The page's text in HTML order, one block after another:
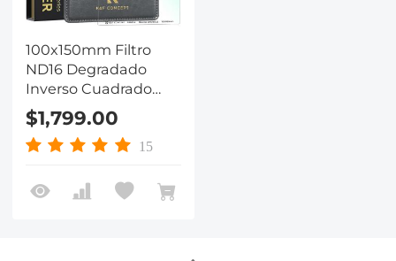
100x150mm Filtro
ND16 Degradado
Inverso Cuadrado
GND16 de Vidrio
Óptico HD, Serie
Nano-X
$1,799.00
15